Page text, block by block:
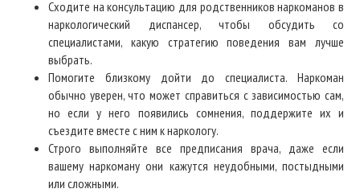
Сходите на консультацию для родственников наркоманов в
наркологический диспансер, чтобы обсудить со
специалистами, какую стратегию поведения вам лучше
выбрать.
Помогите близкому дойти до специалиста. Наркоман
обычно уверен, что может справиться с зависимостью сам,
но если у него появились сомнения, поддержите их и
съездите вместе с ним к наркологу.
Строго выполняйте все предписания врача, даже если
вашему наркоману они кажутся неудобными, постыдными
или сложными.